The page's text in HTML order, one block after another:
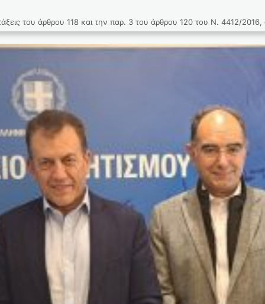
του άρθρου 118 και την παρ. 3 του άρθρου 120 του Ν. 4412/